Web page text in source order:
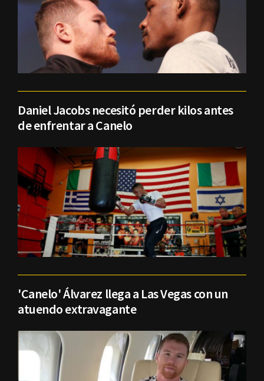
Daniel Jacobs necesitó perder kilos antes
de enfrentar a Canelo
'Canelo' Álvarez llega a Las Vegas con un
atuendo extravagante